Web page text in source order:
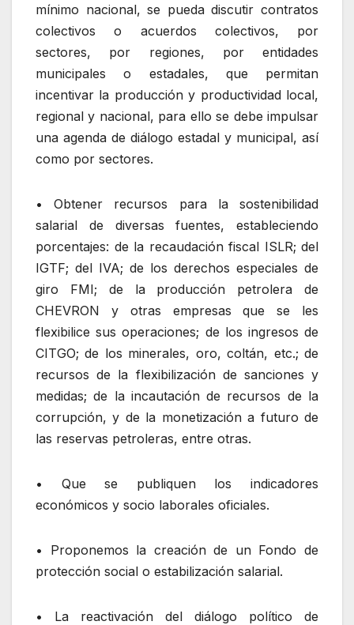
mínimo nacional, se pueda discutir contratos
colectivos o acuerdos colectivos, por
sectores, por regiones, por entidades
municipales o estadales, que permitan
incentivar la producción y productividad local,
regional y nacional, para ello se debe impulsar
una agenda de diálogo estadal y municipal, así
como por sectores.
• Obtener recursos para la sostenibilidad
salarial de diversas fuentes, estableciendo
porcentajes: de la recaudación fiscal ISLR; del
IGTF; del IVA; de los derechos especiales de
giro FMI; de la producción petrolera de
CHEVRON y otras empresas que se les
flexibilice sus operaciones; de los ingresos de
CITGO; de los minerales, oro, coltán, etc.; de
recursos de la flexibilización de sanciones y
medidas; de la incautación de recursos de la
corrupción, y de la monetización a futuro de
las reservas petroleras, entre otras.
• Que se publiquen los indicadores
económicos y socio laborales oficiales.
• Proponemos la creación de un Fondo de
protección social o estabilización salarial.
• La reactivación del diálogo político de